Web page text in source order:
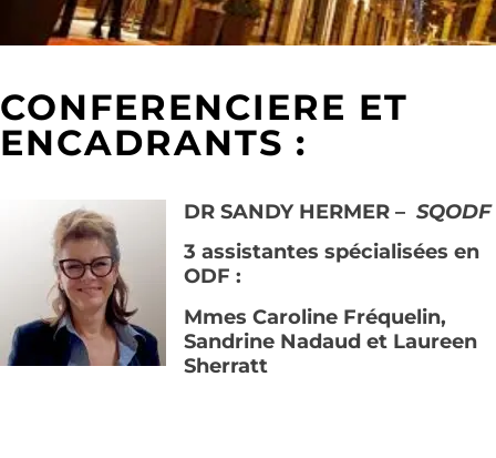
CONFERENCIERE ET
ENCADRANTS :
DR SANDY HERMER – SQODF
3 assistantes spécialisées en
ODF :
Mmes Caroline Fréquelin,
Sandrine Nadaud et Laureen
Sherratt